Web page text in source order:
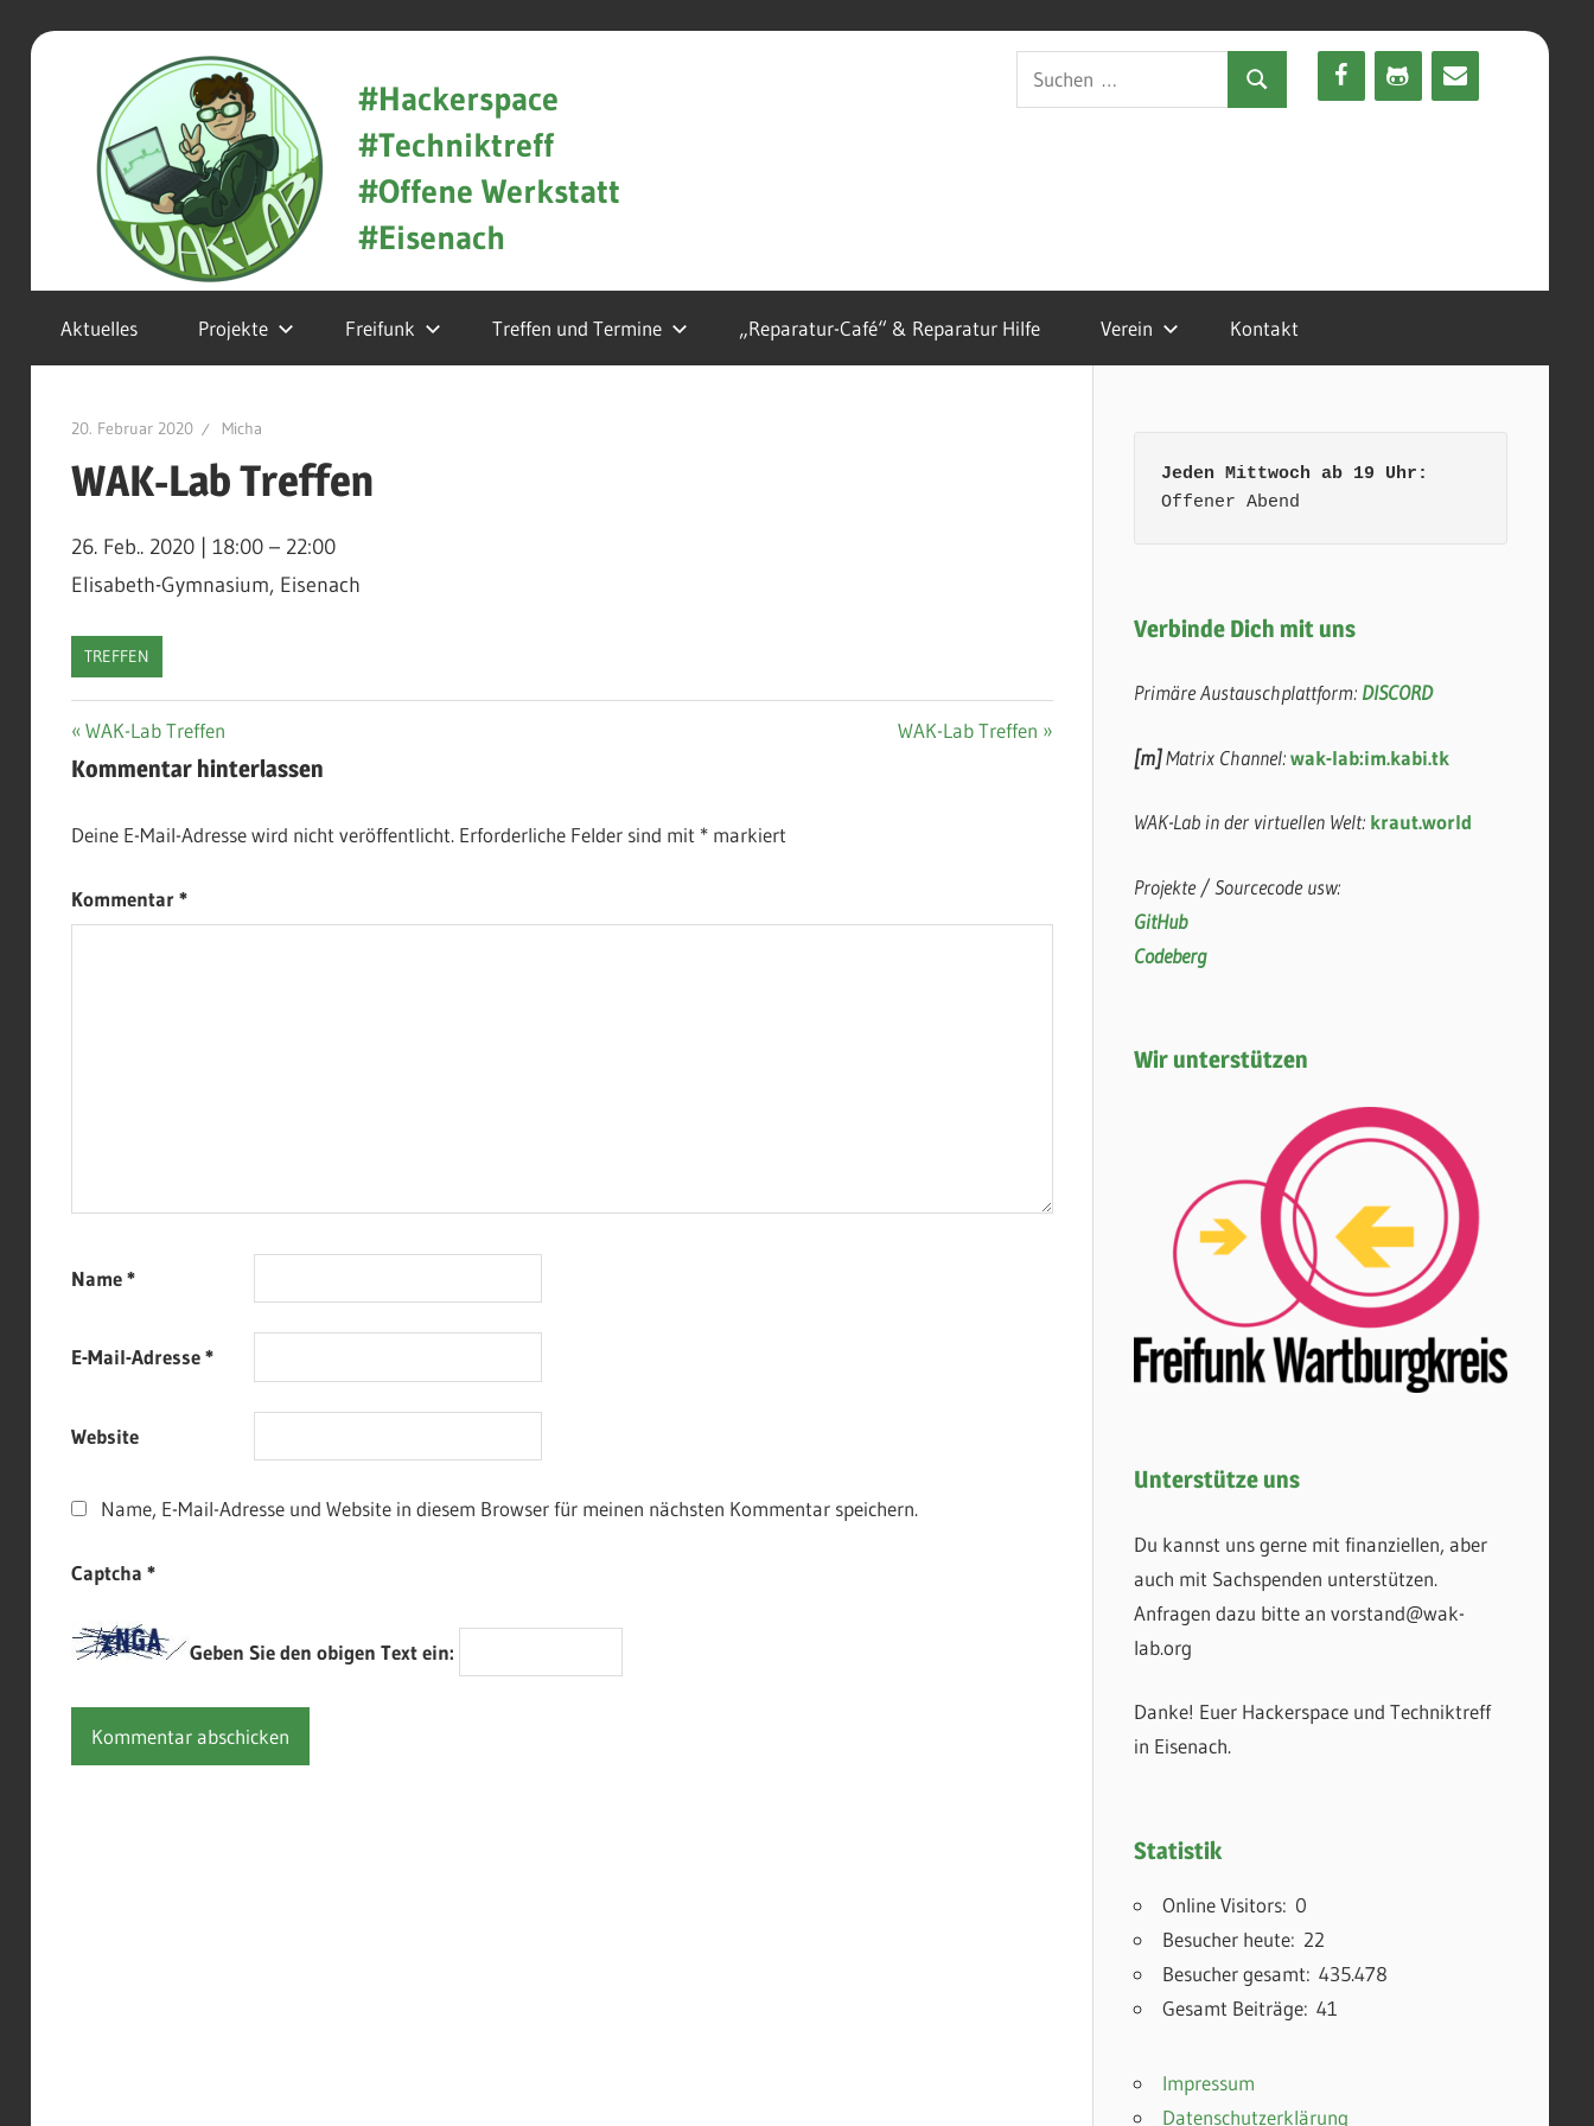
Zum
WAK-
Lab
Eisenach
#Hackerspace
#Techniktreff
#Offene Werkstatt
#Eisenach
Suchen
nach:
Suchen
Aktuelles Projekte Freifunk Treffen und Termine „Reparatur-Café“ & Reparatur Hilfe Verein Kontakt
20. Februar 2020 Micha
WAK-Lab Treffen
26. Feb.. 2020 18:00 – 22:00
Elisabeth-Gymnasium, Eisenach
TREFFEN
Beitragsnavigation
Vorheriger
Beitrag:
WAK-Lab Treffen
Nächster
WAK-Lab Treffen
Kommentar hinterlassen
Deine E-Mail-Adresse wird nicht veröffentlicht. Erforderliche Felder sind mit *markiert
Kommentar*
Name*
E-Mail-Adresse*
Website
Name, E-Mail-Adresse und Website in diesem Browser für meinen nächsten Kommentar speichern.
Captcha *
Geben Sie den obigen Text ein:
Jeden Mittwoch ab 19 Uhr:
Offener Abend
Verbinde Dich mit uns
Primäre Austauschplattform: DISCORD
[m]Matrix Channel:wak-lab:im.kabi.tk
WAK-Lab in der virtuellen Welt: kraut.world
Projekte / Sourcecode usw:
GitHub
Codeberg
Wir unterstützen
Unterstütze uns
Du kannst uns gerne mit finanziellen, aber
auch mit Sachspenden unterstützen.
Anfragen dazu bitte an vorstand@wak-
lab.org
Danke! Euer Hackerspace und Techniktreff
in Eisenach.
Statistik
Online Visitors: 0
Besucher heute: 22
Besucher gesamt: 435.478
Gesamt Beiträge: 41
Impressum
Datenschutzerklärung